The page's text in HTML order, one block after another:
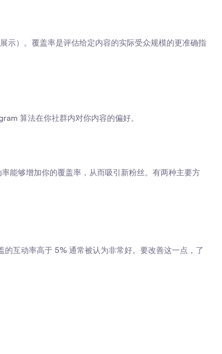
示）。覆盖率是评估给定内容的实际受众规模的更准确指
算法在你社群内对你内容的偏好。
能够增加你的覆盖率，从而吸引新粉丝。有两种主要方
互动率高于 5% 通常被认为非常好。要改善这一点，了